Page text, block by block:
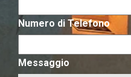
Numero di Telefono
Messaggio